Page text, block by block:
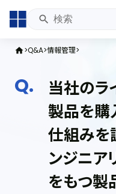
home Q&A 情報管理
当社のラ
製品を購
仕組みを
ンジニア
をもつ製